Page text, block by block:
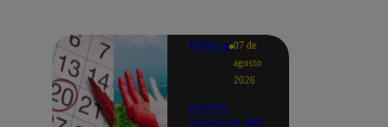
Política 07 de
agosto
2026
Nuevo
anuncio del